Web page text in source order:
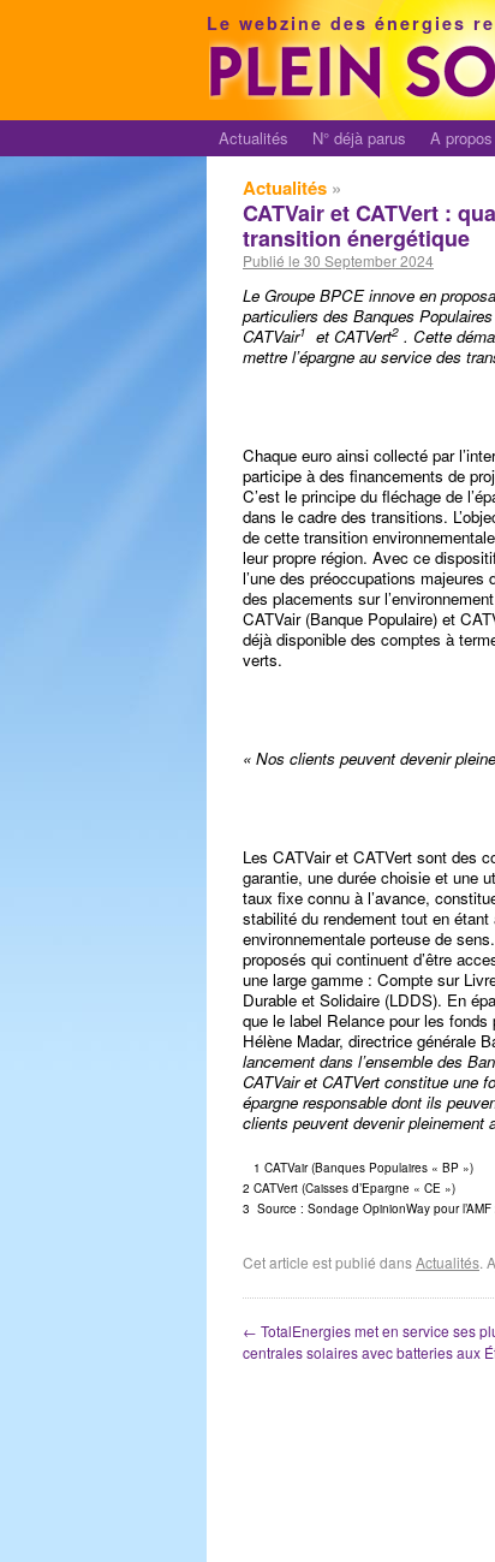
Le webzine des énergies
Actualités N° déjà parus A propos
Actualités »
CATVair et CATVert :
transition énergétique
Publié le 30 September 2024
Le Groupe BPCE innove en
particuliers des Banques
CATVair1 et CATVert2 . Cette
mettre l’épargne au service des
Chaque euro ainsi collecté par
participe à des financements de
C’est le principe du fléchage de
dans le cadre des transitions.
de cette transition
leur propre région. Avec ce
l’une des préoccupations
des placements sur
CATVair (Banque Populaire) et
déjà disponible des comptes à
verts.
« Nos clients peuvent devenir
Les CATVair et CATVert sont des
garantie, une durée choisie et une
taux fixe connu à l’avance,
stabilité du rendement tout en
environnementale porteuse de
proposés qui continuent d’être
une large gamme : Compte sur
Durable et Solidaire (LDDS). En
que le label Relance pour les
Hélène Madar, directrice générale
lancement dans l’ensemble des
CATVair et CATVert constitue une
épargne responsable dont ils
clients peuvent devenir pleinement
1 CATVair (Banques Populaires « BP »)
2 CATVert (Caisses d’Epargne « CE »)
3 Source : Sondage OpinionWay pour l’AMF
Cet article est publié dansActualités.
← TotalEnergies met en service ses
centrales solaires avec batteries aux